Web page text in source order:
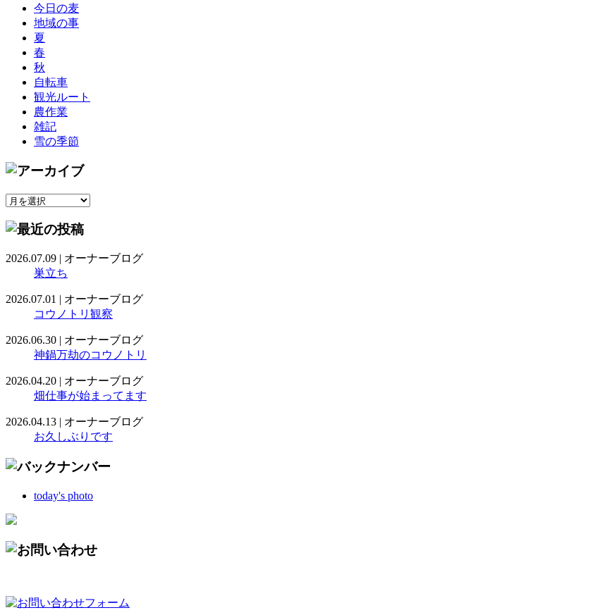
今日の麦
地域の事
夏
春
秋
自転車
観光ルート
農作業
雑記
雪の季節
2026.07.09 | オーナーブログ
巣立ち
2026.07.01 | オーナーブログ
コウノトリ観察
2026.06.30 | オーナーブログ
神鍋万劫のコウノトリ
2026.04.20 | オーナーブログ
畑仕事が始まってます
2026.04.13 | オーナーブログ
お久しぶりです
today's photo